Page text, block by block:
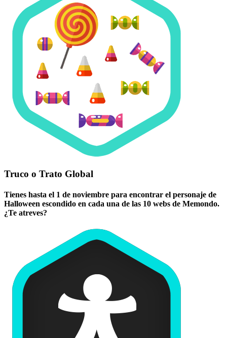
Truco o Trato Global
Tienes hasta el 1 de noviembre para encontrar el personaje de
Halloween escondido en cada una de las 10 webs de Memondo.
¿Te atreves?